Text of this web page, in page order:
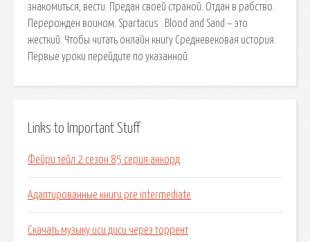
знакомиться, вести. Предан своей страной. Отдан в рабство.
Перерожден воином. Spartacus : Blood and Sand – это
жесткий. Чтобы читать онлайн книгу Средневековая история.
Первые уроки перейдите по указанной.
Links to Important Stuff
Фейри тейл 2 сезон 85 серия анкорд
Адаптированные книги pre intermediate
Скачать музыку иси диси через торрент